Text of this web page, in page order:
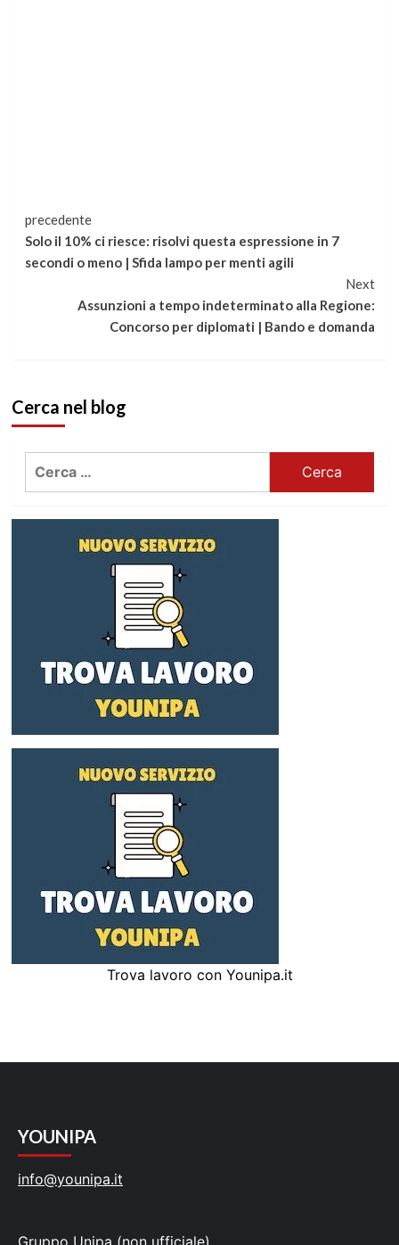
Continua
a
leggere
precedente
Solo il 10% ci riesce: risolvi questa espressione in 7
secondi o meno | Sfida lampo per menti agili
Next
Assunzioni a tempo indeterminato alla Regione:
Concorso per diplomati | Bando e domanda
Cerca nel blog
Trova lavoro con Younipa.it
YOUNIPA
info@younipa.it
Gruppo Unipa (non ufficiale)